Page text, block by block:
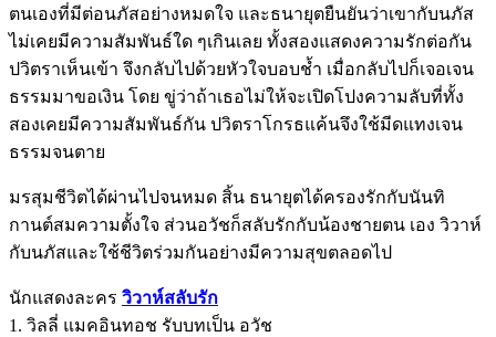
ตนเองที่มีต่อนภัสอย่างหมดใจ และธนายุตยืนยันว่าเขากับนภัส
ไม่เคยมีความสัมพันธ์ใด ๆเกินเลย ทั้งสองแสดงความรักต่อกัน
ปวิตราเห็นเข้า จึงกลับไปด้วยหัวใจบอบช้ำ เมื่อกลับไปก็เจอเจน
ธรรมมาขอเงิน โดย ขู่ว่าถ้าเธอไม่ให้จะเปิดโปงความลับที่ทั้ง
สองเคยมีความสัมพันธ์กัน ปวิตราโกรธแค้นจึงใช้มีดแทงเจน
ธรรมจนตาย
มรสุมชีวิตได้ผ่านไปจนหมด สิ้น ธนายุตได้ครองรักกับนันทิ
กานต์สมความตั้งใจ ส่วนอวัชก็สลับรักกับน้องชายตน เอง วิวาห์
กับนภัสและใช้ชีวิตร่วมกันอย่างมีความสุขตลอดไป
นักแสดงละคร วิวาห์สลับรัก
1. วิลลี่ แมคอินทอช รับบทเป็น อวัช